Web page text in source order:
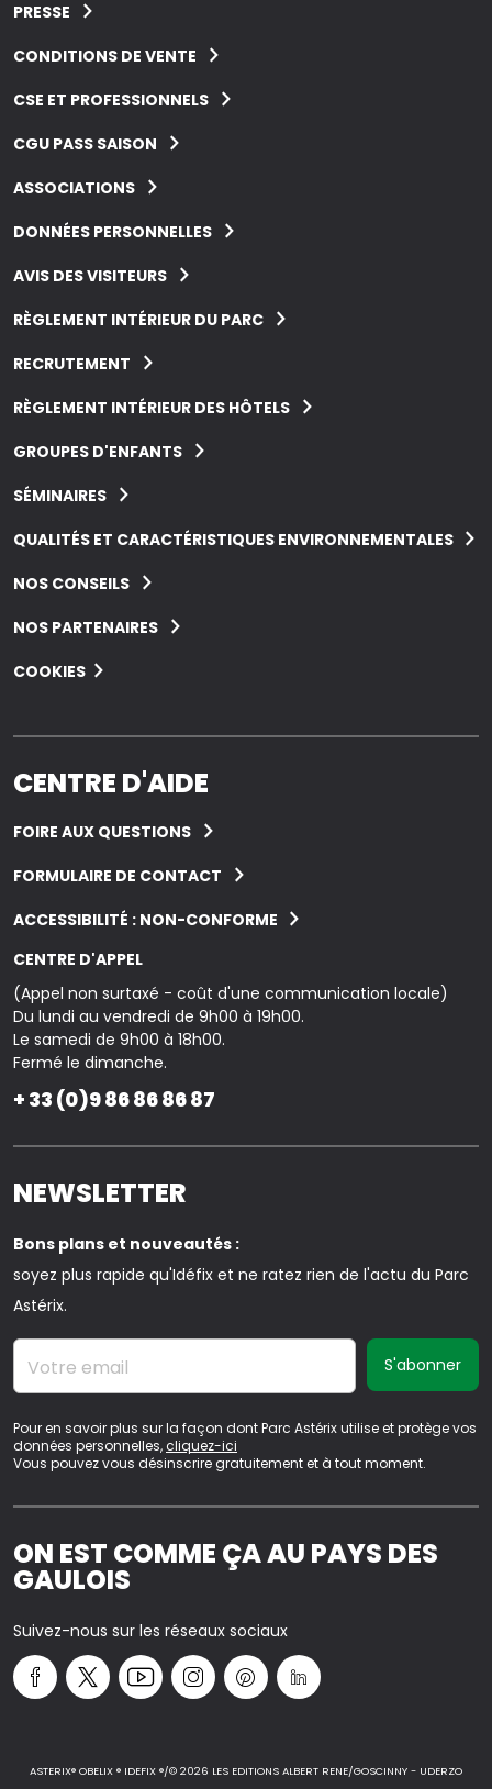
PRESSE
CONDITIONS DE VENTE
CSE ET PROFESSIONNELS
CGU PASS SAISON
ASSOCIATIONS
DONNÉES PERSONNELLES
AVIS DES VISITEURS
RÈGLEMENT INTÉRIEUR DU PARC
RECRUTEMENT
RÈGLEMENT INTÉRIEUR DES HÔTELS
GROUPES D'ENFANTS
SÉMINAIRES
QUALITÉS ET CARACTÉRISTIQUES ENVIRONNEMENTALES
NOS CONSEILS
NOS PARTENAIRES
COOKIES
CENTRE D'AIDE
FOIRE AUX QUESTIONS
FORMULAIRE DE CONTACT
ACCESSIBILITÉ : NON-CONFORME
CENTRE D'APPEL
(Appel non surtaxé - coût d'une communication locale)
Du lundi au vendredi de 9h00 à 19h00.
Le samedi de 9h00 à 18h00.
Fermé le dimanche.
+ 33 (0)9 86 86 86 87
ON EST COMME ÇA AU PAYS DES
GAULOIS
Suivez-nous sur les réseaux sociaux
NEWSLETTER
Bons plans et nouveautés :
soyez plus rapide qu'Idéfix et ne ratez rien de l'actu du Parc
Astérix.
Votre email
Pour en savoir plus sur la façon dont Parc Astérix utilise et protège vos
données personnelles,cliquez-ici
Vous pouvez vous désinscrire gratuitement et à tout moment.
ASTERIX® OBELIX ® IDEFIX ®/© 2026 LES EDITIONS ALBERT RENE/GOSCINNY - UDERZO